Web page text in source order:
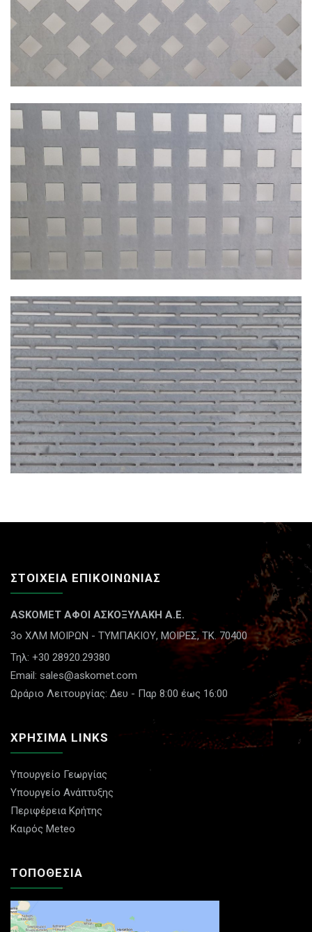
ΣΤΟΙΧΕΙΑ ΕΠΙΚΟΙΝΩΝΙΑΣ
ASKOMET ΑΦΟΙ ΑΣΚΟΞΥΛΑΚΗ A.E.
3ο ΧΛΜ ΜΟΙΡΩΝ - ΤΥΜΠΑΚΙΟΥ, ΜΟΙΡΕΣ, ΤΚ. 70400
Τηλ: +30 28920.29380
Email: sales@askomet.com
Ωράριο Λειτουργίας: Δευ - Παρ 8:00 έως 16:00
ΧΡΗΣΙΜΑ LINKS
Υπουργείο Γεωργίας
Υπουργείο Ανάπτυξης
Περιφέρεια Κρήτης
Καιρός Meteo
ΤΟΠΟΘΕΣΙΑ